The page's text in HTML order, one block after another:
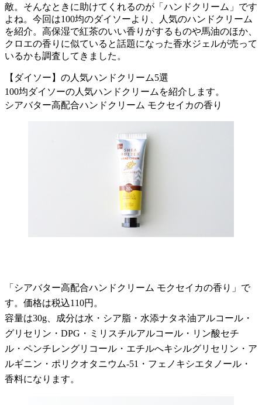
敵。そんなときに助けてくれるのが「ハンドクリーム」です
よね。今回は100均のダイソーより、人気のハンドクリーム
を紹介。高保湿で紅茶のいい香りがするものや馬油のほか、
クロエの香りに似ていると話題になった香水ジェルが売って
いるかも調査してきました。
【ダイソー】の人気ハンドクリーム5選
100均ダイソーの人気ハンドクリームを紹介します。
シアバター高配合ハンドクリーム モクセイカの香り
「シアバター高配合ハンドクリーム モクセイカの香り」で
す。価格は税込110円。
容量は30g、成分は水・シア脂・水添ナタネ油アルコール・
グリセリン・DPG・ミリスチルアルコール・リン酸セチ
ル・ペンチレングリコール・エチルへキシルグリセリン・ア
ルギニン・ポリクオタニウム-51・フェノキシエタノール・
香料になります。